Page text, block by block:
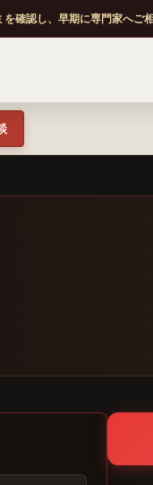
確認し、早期に専門家へご相